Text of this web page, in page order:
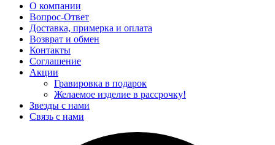
О компании
Вопрос-Ответ
Доставка, примерка и оплата
Возврат и обмен
Контакты
Соглашение
Акции
Гравировка в подарок
Желаемое изделие в рассрочку!
Звезды с нами
Связь с нами